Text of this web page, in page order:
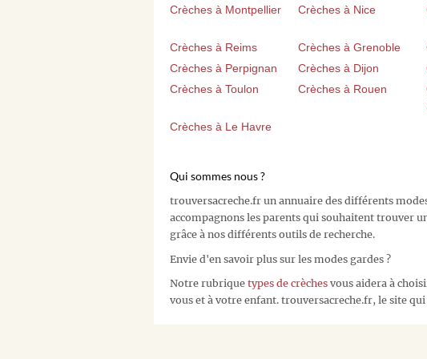
Crèches à Montpellier
Crèches à Nice
Crèches à Reims
Crèches à Grenoble
Crèches à Perpignan
Crèches à Dijon
Crèches à Toulon
Crèches à Rouen
Crèches à Le Havre
Qui sommes nous ?
trouversacreche.fr un annuaire des différents
accompagnons les parents qui souhaitent trouver
grâce à nos différents outils de recherche.
Envie d'en savoir plus sur les modes gardes ?
Notre rubrique types de crèches vous aidera à
vous et à votre enfant. trouversacreche.fr, le site